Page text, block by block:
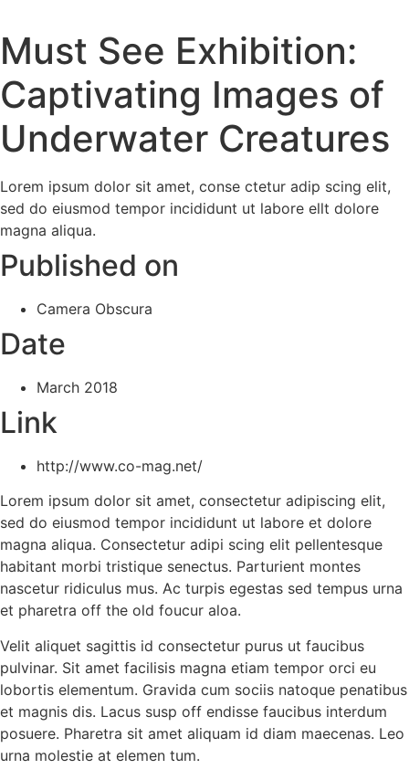
wechseln
Must See Exhibition:
Captivating Images of
Underwater Creatures
Lorem ipsum dolor sit amet, conse ctetur adip scing elit,
sed do eiusmod tempor incididunt ut labore ellt dolore
magna aliqua.
Published on
Camera Obscura
Date
March 2018
Link
http://www.co-mag.net/
Lorem ipsum dolor sit amet, consectetur adipiscing elit,
sed do eiusmod tempor incididunt ut labore et dolore
magna aliqua. Consectetur adipi scing elit pellentesque
habitant morbi tristique senectus. Parturient montes
nascetur ridiculus mus. Ac turpis egestas sed tempus urna
et pharetra off the old foucur aloa.
Velit aliquet sagittis id consectetur purus ut faucibus
pulvinar. Sit amet facilisis magna etiam tempor orci eu
lobortis elementum. Gravida cum sociis natoque penatibus
et magnis dis. Lacus susp off endisse faucibus interdum
posuere. Pharetra sit amet aliquam id diam maecenas. Leo
urna molestie at elemen tum.